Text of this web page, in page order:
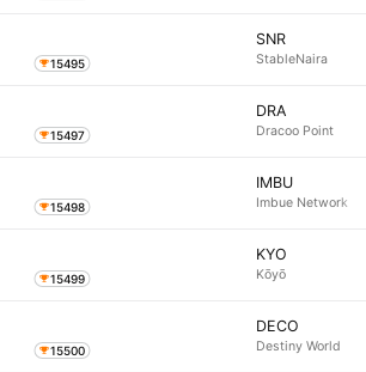
15495
SNR
StableNaira
15497
DRA
Dracoo Point
15498
IMBU
Imbue Network
15499
KYO
Kōyō
15500
DECO
Destiny World